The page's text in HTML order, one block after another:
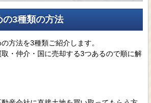
3種類の方法
方法を3種類ご紹介します。
・仲介・国に売却する3つあるので順に解